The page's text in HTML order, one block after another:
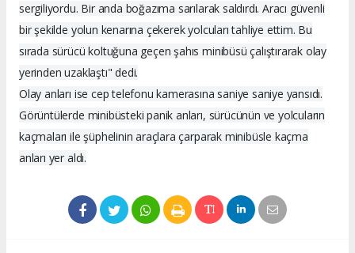
sergiliyordu. Bir anda boğazıma sarılarak saldırdı. Aracı güvenli
bir şekilde yolun kenarına çekerek yolcuları tahliye ettim. Bu
sırada sürücü koltuğuna geçen şahıs minibüsü çalıştırarak olay
yerinden uzaklaştı" dedi.
Olay anları ise cep telefonu kamerasına saniye saniye yansıdı.
Görüntülerde minibüsteki panik anları, sürücünün ve yolcuların
kaçmaları ile şüphelinin araçlara çarparak minibüsle kaçma
anları yer aldı.